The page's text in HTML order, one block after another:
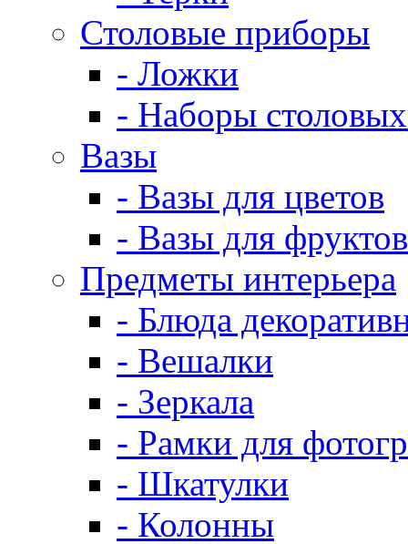
Столовые приборы
- Ложки
- Наборы
Вазы
- Вазы для цветов
- Вазы для фруктов
Предметы интерьера
- Блюда
- Вешалки
- Зеркала
- Рамки для
- Шкатулки
- Колонны